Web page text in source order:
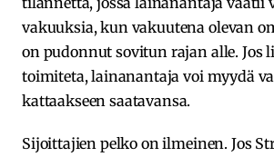
vakuuksia, kun vakuutena olevan
on pudonnut sovitun rajan alle. Jos
toimiteta, lainanantaja voi myydä
kattaakseen saatavansa.
Sijoittajien pelko on ilmeinen. Jos